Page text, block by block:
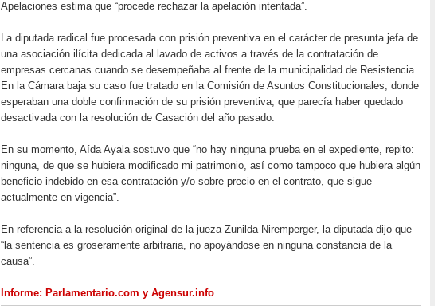
Apelaciones estima que “procede rechazar la apelación intentada”.
La diputada radical fue procesada con prisión preventiva en el carácter de presunta jefa de
una asociación ilícita dedicada al lavado de activos a través de la contratación de
empresas cercanas cuando se desempeñaba al frente de la municipalidad de Resistencia.
En la Cámara baja su caso fue tratado en la Comisión de Asuntos Constitucionales, donde
esperaban una doble confirmación de su prisión preventiva, que parecía haber quedado
desactivada con la resolución de Casación del año pasado.
En su momento, Aída Ayala sostuvo que “no hay ninguna prueba en el expediente, repito:
ninguna, de que se hubiera modificado mi patrimonio, así como tampoco que hubiera algún
beneficio indebido en esa contratación y/o sobre precio en el contrato, que sigue
actualmente en vigencia”.
En referencia a la resolución original de la jueza Zunilda Niremperger, la diputada dijo que
“la sentencia es groseramente arbitraria, no apoyándose en ninguna constancia de la
causa”.
Informe: Parlamentario.com y Agensur.info